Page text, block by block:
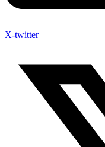
X-twitter